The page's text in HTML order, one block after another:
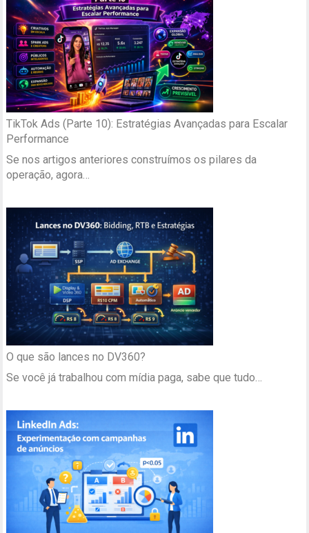
TikTok Ads (Parte 10): Estratégias Avançadas para Escalar
Performance
Se nos artigos anteriores construímos os pilares da
operação, agora…
O que são lances no DV360?
Se você já trabalhou com mídia paga, sabe que tudo…